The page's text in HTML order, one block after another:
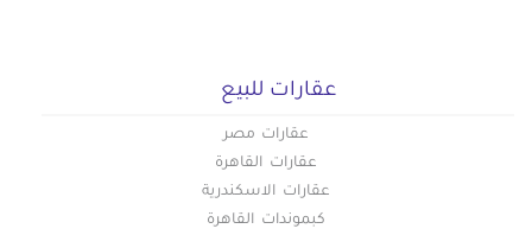
عقارات للبيع
عقارات مصر
عقارات القاهرة
عقارات الاسكندرية
كبموندات القاهرة